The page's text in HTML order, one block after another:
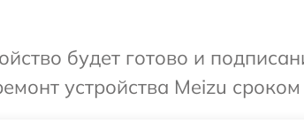
будет готово и
устройства Meizu